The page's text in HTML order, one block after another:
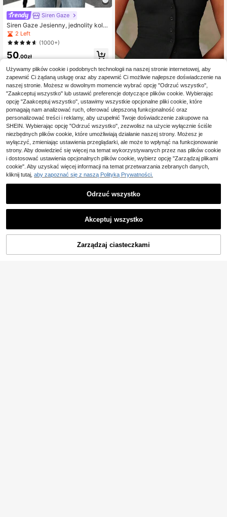
Siren Gaze
Siren Gaze Jesienny, jednolity kolo
r, ukośny dekolt na ramionach, koro
nkowy splot, kołnierz typu komin, dł
ugi rękaw, biały, damski T-shirt, sw
obodny, świąteczny, damski, nowor
oczny, Y2K
2 Left
(1000+)
50 ,00zł
Zaoszczędź 0,53zł
Athîral
Magazyn UE Athîral Damska, luźna,
czarna bluzka z krótkim rękawem,
zapinana na guziki, dopasowany kr
ój, wygodna i miękka dzianina, uroc
zy czarny top, czarna koszula dam
ska, elegancki top, święta dla kobie
t, bluzki na co dzień dla kobiet, bluz
ka na wyjście dla kobiet, wiosenne
ubrania dla kobiet, letnie ubrania dl
a kobiet, letni top
52,47zł -1%
53,00zł najniższa cena
4-5 dni roboczych
DODAJ DO KOSZYKA
Używamy plików cookie i podobnych technologii na naszej stronie internetowej, aby
zapewnić Ci żądaną usługę oraz aby zapewnić Ci możliwie najlepsze doświadczenie na
naszej stronie. Możesz w dowolnym momencie wybrać opcję "Odrzuć wszystko",
"Zaakceptuj wszystko" lub ustawić preferencje dotyczące plików cookie. Wybierając
opcję "Zaakceptuj wszystko", ustawimy wszystkie opcjonalne pliki cookie, które
pomagają nam analizować ruch, oferować ulepszoną funkcjonalność oraz
personalizować treści i reklamy, aby uzupełnić Twoje doświadczenie zakupowe na
SHEIN. Wybierając opcję "Odrzuć wszystko", zezwolisz na użycie wyłącznie ściśle
niezbędnych plików cookie, które umożliwiają działanie naszej strony. Możesz je
wyłączyć, zmieniając ustawienia przeglądarki, ale może to wpłynąć na funkcjonowanie
strony. Aby dowiedzieć się więcej na temat wykorzystywanych przez nas plików cookie
i dostosować ustawienia opcjonalnych plików cookie, wybierz opcję "Zarządzaj plikami
cookie". Aby uzyskać więcej informacji na temat przetwarzania zebranych danych,
kliknij tutaj, aby zapoznać się z naszą Polityką Prywatności.
Odrzuć wszystko
Akceptuj wszystko
Zarządzaj ciasteczkami